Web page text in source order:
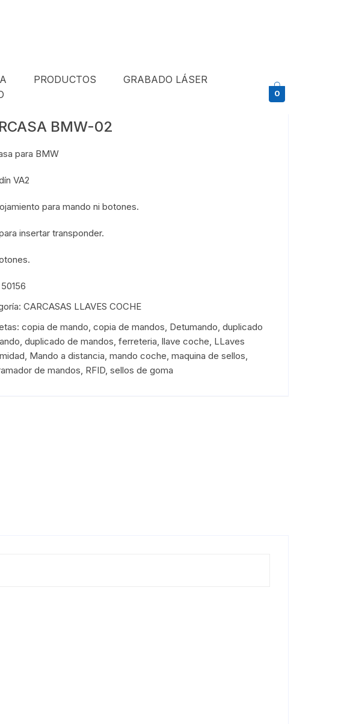
PRODUCTOS
GRABADO LÁSER
0
BMW-02
para BMW
VA2
para mando ni botones.
insertar transponder.
50156
CARCASAS LLAVES COCHE
copia de mando, copia de mandos, Detumando, duplicado
, duplicado de mandos, ferreteria, llave coche, LLaves
, Mando a distancia, mando coche, maquina de sellos,
de mandos, RFID, sellos de goma